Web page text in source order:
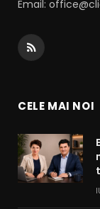
Email:
RSS
CELE MAI NOI